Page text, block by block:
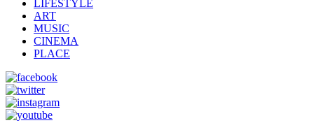
LIFESTYLE
ART
MUSIC
CINEMA
PLACE